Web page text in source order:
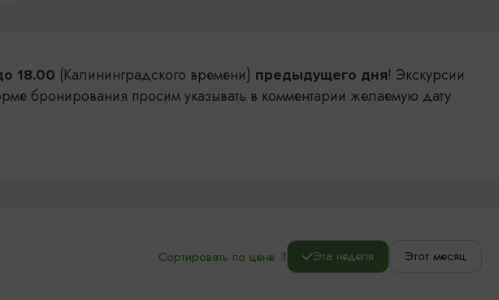
18.00 (Калининградского времени) предыдущего дня! Экскурсии
бронирования просим указывать в комментарии желаемую дату
Сортировать по цене Эта неделя Этот месяц